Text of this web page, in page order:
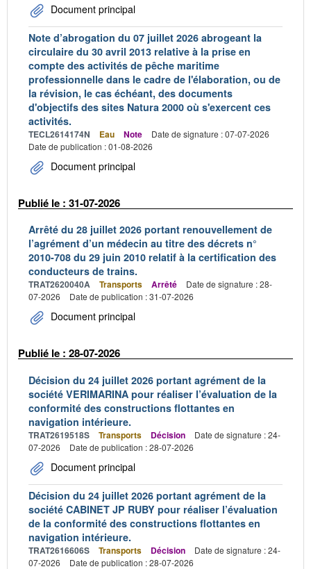
Document principal
Note d’abrogation du 07 juillet 2026 abrogeant la
circulaire du 30 avril 2013 relative à la prise en
compte des activités de pêche maritime
professionnelle dans le cadre de l'élaboration, ou de
la révision, le cas échéant, des documents
d'objectifs des sites Natura 2000 où s'exercent ces
activités.
TECL2614174N Eau Note
Date de signature : 07-07-2026
Date de publication : 01-08-2026
Document principal
Publié le : 31-07-2026
Arrêté du 28 juillet 2026 portant renouvellement de
l’agrément d’un médecin au titre des décrets n°
2010-708 du 29 juin 2010 relatif à la certification des
conducteurs de trains.
TRAT2620040A Transports Arrêté
Date de signature : 28-
07-2026
Date de publication : 31-07-2026
Document principal
Publié le : 28-07-2026
Décision du 24 juillet 2026 portant agrément de la
société VERIMARINA pour réaliser l’évaluation de la
conformité des constructions flottantes en
navigation intérieure.
TRAT2619518S Transports Décision
Date de signature : 24-
07-2026
Date de publication : 28-07-2026
Document principal
Décision du 24 juillet 2026 portant agrément de la
société CABINET JP RUBY pour réaliser l’évaluation
de la conformité des constructions flottantes en
navigation intérieure.
TRAT2616606S Transports Décision
Date de signature : 24-
07-2026
Date de publication : 28-07-2026